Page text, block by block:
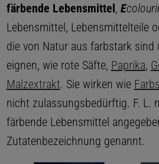
färbende Lebensmittel, E
Lebensmittel, Lebensmittelteile
die von Natur aus farbstark
eignen, wie rote Säfte, Paprika,
Malzextrakt. Sie wirken wie
nicht zulassungsbedürftig. F. L.
färbende Lebensmittel
Zutatenbezeichnung genannt.